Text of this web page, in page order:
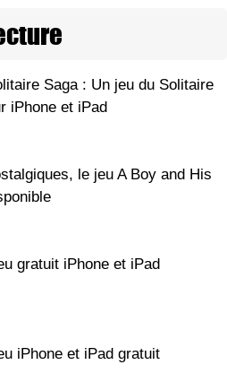
Saga : Un jeu du Solitaire
iPhone et iPad
le jeu A Boy and His
gratuit iPhone et iPad
iPhone et iPad gratuit